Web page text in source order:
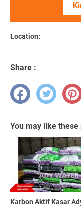
Location:
Share :
You may like these
Karbon Aktif Kasar